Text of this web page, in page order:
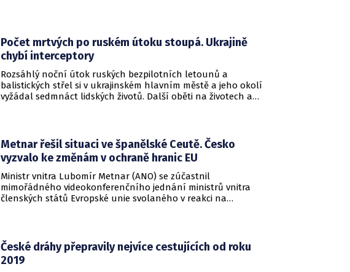
Počet mrtvých po ruském útoku stoupá. Ukrajině
chybí interceptory
Rozsáhlý noční útok ruských bezpilotních letounů a
balistických střel si v ukrajinském hlavním městě a jeho okolí
vyžádal sedmnáct lidských životů. Další oběti na životech a
Metnar řešil situaci ve španělské Ceutě. Česko
vyzvalo ke změnám v ochraně hranic EU
Ministr vnitra Lubomír Metnar (ANO) se zúčastnil
mimořádného videokonferenčního jednání ministrů vnitra
členských států Evropské unie svolaného v reakci na
České dráhy přepravily nejvíce cestujících od roku
2019